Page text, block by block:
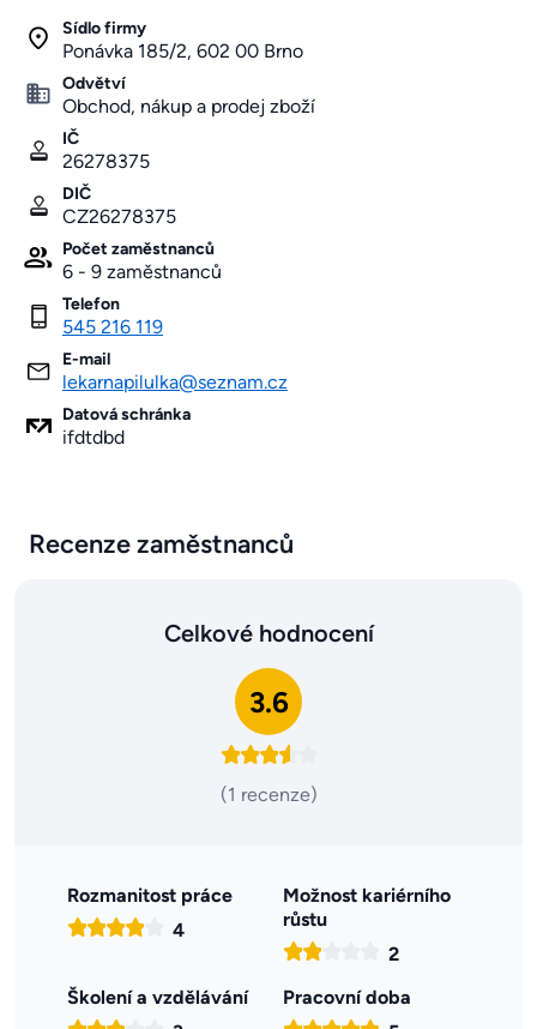
Sídlo firmy
Ponávka 185/2, 602 00 Brno
Odvětví
Obchod, nákup a prodej zboží
IČ
26278375
DIČ
CZ26278375
Počet zaměstnanců
6 - 9 zaměstnanců
Telefon
545 216 119
E-mail
lekarnapilulka@seznam.cz
Datová schránka
ifdtdbd
Recenze zaměstnanců
Celkové hodnocení
3.6
(1 recenze)
Rozmanitost práce
4
Možnost kariérního
růstu
2
Školení a vzdělávání
Pracovní doba